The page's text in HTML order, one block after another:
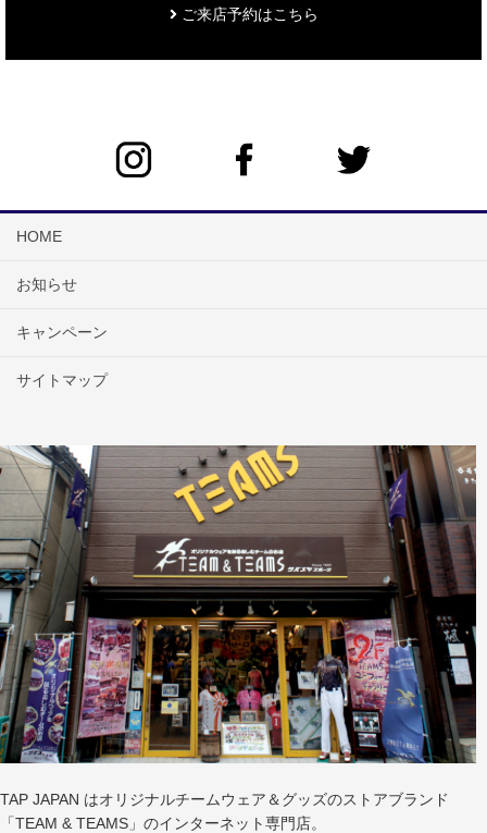
ご来店予約はこちら
HOME
お知らせ
キャンペーン
サイトマップ
TAP JAPAN はオリジナルチームウェア＆グッズのストアブランド
「TEAM & TEAMS」のインターネット専門店。